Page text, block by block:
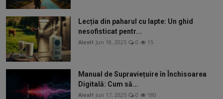
Lecția din paharul cu lapte: Un ghid
nesofisticat pentr...
AlexH Jun 18, 2025 0 15
Manual de Supraviețuire în Închisoarea
Digitală: Cum să...
AlexH Jun 17, 2025 0 180